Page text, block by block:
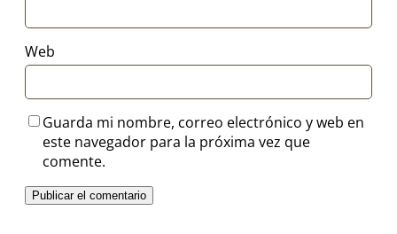
Web
Guarda mi nombre, correo electrónico y web en
este navegador para la próxima vez que
comente.